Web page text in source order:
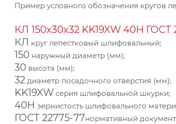
Пример условного обозначения кругов
КЛ 150х30х32 KK19XW 40Н ГОСТ
КЛ круг лепестковый шлифовальный;
150 наружный диаметр (мм);
30 высота (мм);
32 диаметр посадочного отверстия (мм);
KK19XW серия шлифовальной шкурки;
40Н зернистость шлифовального
ГОСТ 22775-77нормативный